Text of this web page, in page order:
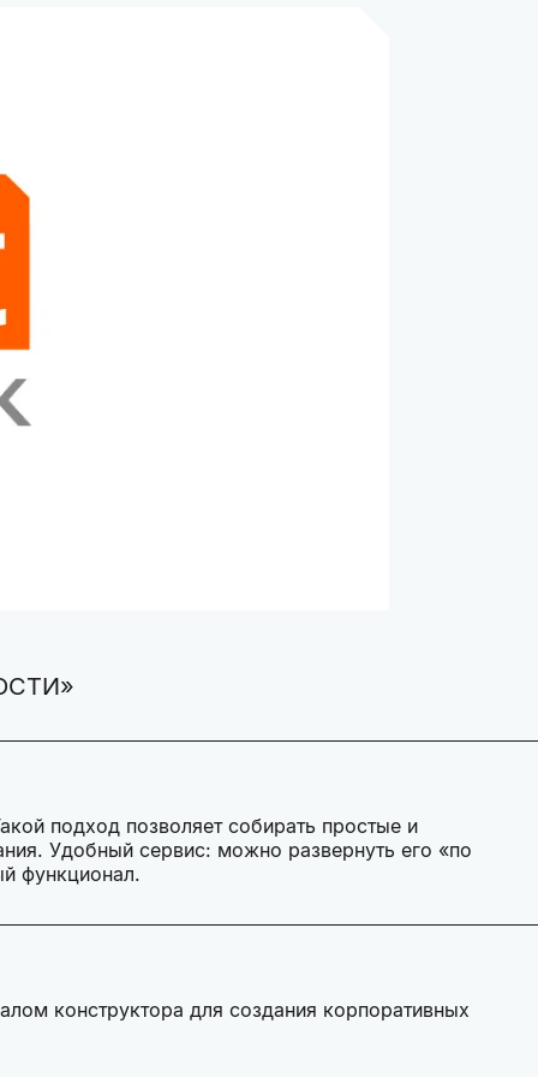
подход позволяет собирать простые и
Удобный сервис: можно развернуть его «по
функционал.
конструктора для создания корпоративных